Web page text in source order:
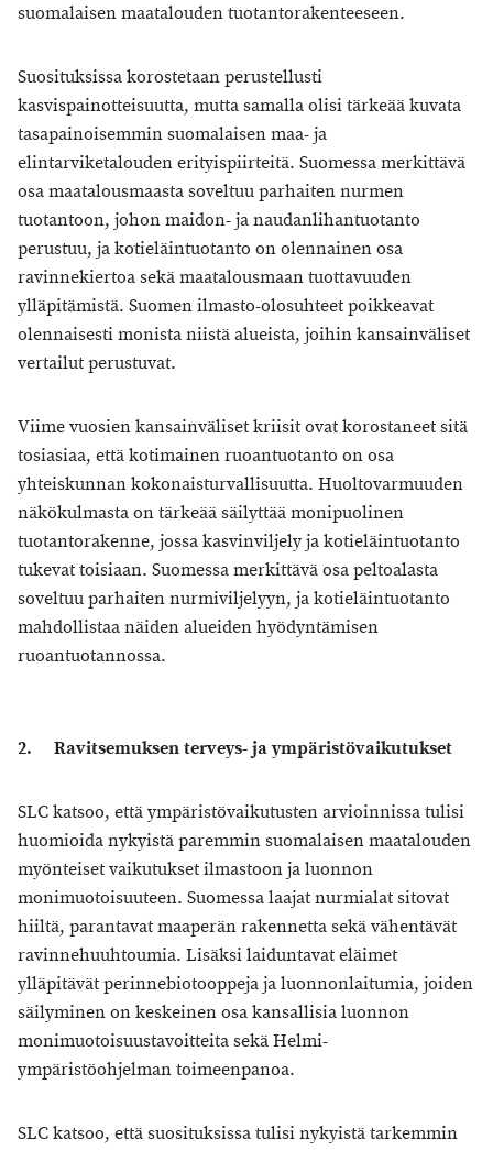
suomalaisen maatalouden tuotantorakenteeseen.
Suosituksissa korostetaan perustellusti
kasvispainotteisuutta, mutta samalla olisi tärkeää kuvata
tasapainoisemmin suomalaisen maa- ja
elintarviketalouden erityispiirteitä. Suomessa merkittävä
osa maatalousmaasta soveltuu parhaiten nurmen
tuotantoon, johon maidon- ja naudanlihantuotanto
perustuu, ja kotieläintuotanto on olennainen osa
ravinnekiertoa sekä maatalousmaan tuottavuuden
ylläpitämistä. Suomen ilmasto-olosuhteet poikkeavat
olennaisesti monista niistä alueista, joihin kansainväliset
vertailut perustuvat.
Viime vuosien kansainväliset kriisit ovat korostaneet sitä
tosiasiaa, että kotimainen ruoantuotanto on osa
yhteiskunnan kokonaisturvallisuutta. Huoltovarmuuden
näkökulmasta on tärkeää säilyttää monipuolinen
tuotantorakenne, jossa kasvinviljely ja kotieläintuotanto
tukevat toisiaan. Suomessa merkittävä osa peltoalasta
soveltuu parhaiten nurmiviljelyyn, ja kotieläintuotanto
mahdollistaa näiden alueiden hyödyntämisen
ruoantuotannossa.
2. Ravitsemuksen terveys- ja ympäristövaikutukset
SLC katsoo, että ympäristövaikutusten arvioinnissa tulisi
huomioida nykyistä paremmin suomalaisen maatalouden
myönteiset vaikutukset ilmastoon ja luonnon
monimuotoisuuteen. Suomessa laajat nurmialat sitovat
hiiltä, parantavat maaperän rakennetta sekä vähentävät
ravinnehuuhtoumia. Lisäksi laiduntavat eläimet
ylläpitävät perinnebiotooppeja ja luonnonlaitumia, joiden
säilyminen on keskeinen osa kansallisia luonnon
monimuotoisuustavoitteita sekä Helmi-
ympäristöohjelman toimeenpanoa.
SLC katsoo, että suosituksissa tulisi nykyistä tarkemmin